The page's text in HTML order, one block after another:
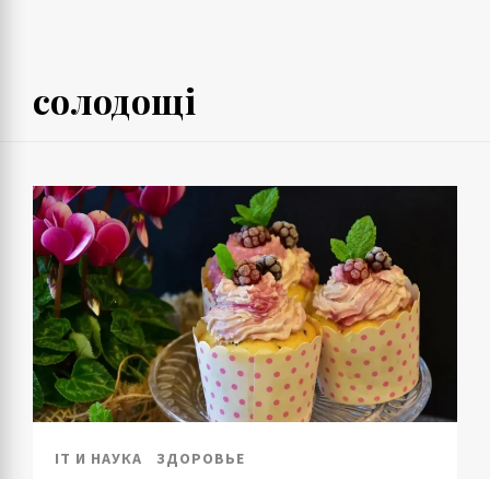
солодощі
IT И НАУКА ЗДОРОВЬЕ